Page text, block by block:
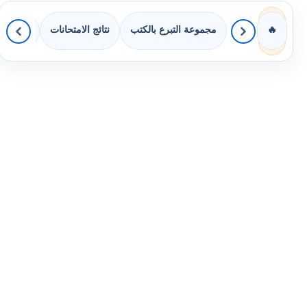
🔥 مجموعة التبرع بالكتب نتائج الامتحانات